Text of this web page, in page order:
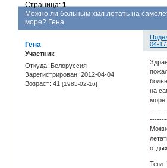
Можно ли больным хмл летать на
море? Гена
Страница:1
04-
Гена
Участник
Откуда: Белоруссия
Зарегистрирован: 2012-04-04
Возраст: 41 [1985-02-16]
на
море